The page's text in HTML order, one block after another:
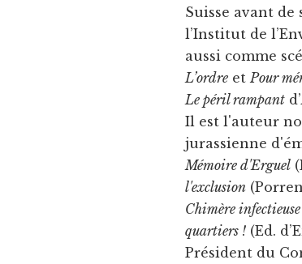
Suisse avant
l’Institut de
aussi comme
L’ordre etPour
Le péril rampant
Il est l'auteur
jurassienne
Mémoire d'Erguel
l'exclusion
Chimère infectieuse
quartiers ! (Ed.
Président du